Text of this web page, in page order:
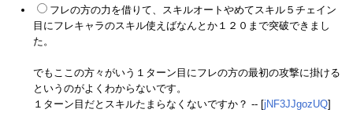
フレの方の力を借りて、スキルオートやめてスキル５チェイン
目にフレキャラのスキル使えばなんとか１２０まで突破できまし
た。
でもここの方々がいう１ターン目にフレの方の最初の攻撃に掛ける
というのがよくわからないです。
１ターン目だとスキルたまらなくないですか？ -- [jNF3JJgozUQ]